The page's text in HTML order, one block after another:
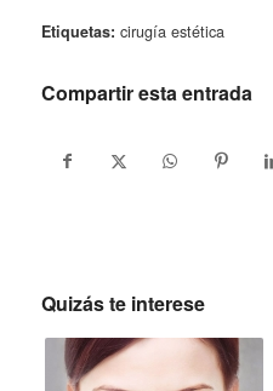
Etiquetas: cirugía estética
Compartir esta entrada
Quizás te interese